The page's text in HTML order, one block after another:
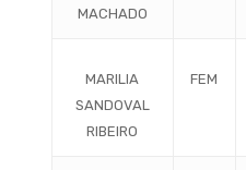
MACHADO
MARILIA
SANDOVAL
RIBEIRO
FEM